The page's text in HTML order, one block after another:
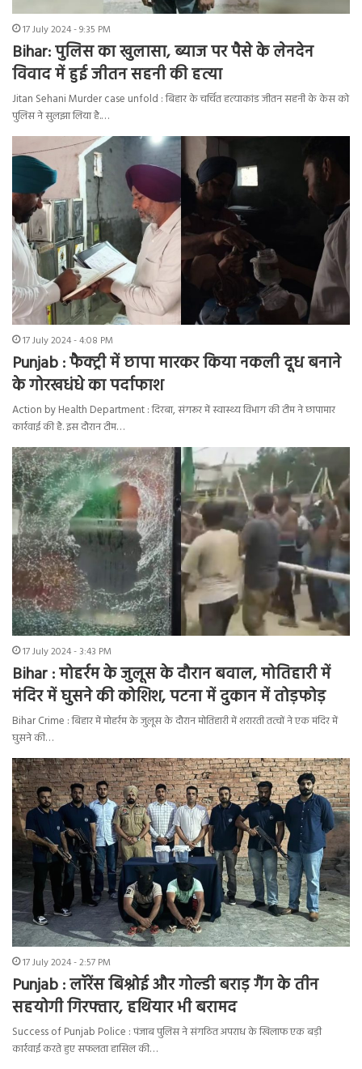
17 July 2024 - 9:35 PM
Bihar: पुलिस का खुलासा, ब्याज पर पैसे के लेनदेन
विवाद में हुई जीतन सहनी की हत्या
Jitan Sehani Murder case unfold : बिहार के चर्चित हत्याकांड जीतन सहनी के केस को
पुलिस ने सुलझा लिया है.…
17 July 2024 - 4:08 PM
Punjab : फैक्ट्री में छापा मारकर किया नकली दूध बनाने
के गोरखधंधे का पर्दाफाश
Action by Health Department : दिरबा, संगरूर में स्वास्थ्य विभाग की टीम ने छापामार
कार्रवाई की है. इस दौरान टीम…
17 July 2024 - 3:43 PM
Bihar : मोहर्रम के जुलूस के दौरान बवाल, मोतिहारी में
मंदिर में घुसने की कोशिश, पटना में दुकान में तोड़फोड़
Bihar Crime : बिहार में मोहर्रम के जुलूस के दौरान मोतिहारी में शरारती तत्वों ने एक मंदिर में
घुसने की…
17 July 2024 - 2:57 PM
Punjab : लॉरेंस बिश्नोई और गोल्डी बराड़ गैंग के तीन
सहयोगी गिरफ्तार, हथियार भी बरामद
Success of Punjab Police : पंजाब पुलिस ने संगठित अपराध के खिलाफ एक बड़ी
कार्रवाई करते हुए सफलता हासिल की…